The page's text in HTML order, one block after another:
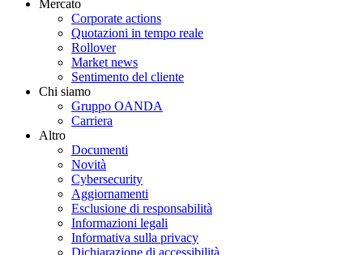
Mercato
Corporate actions
Quotazioni in tempo reale
Rollover
Market news
Sentimento del cliente
Chi siamo
Gruppo OANDA
Carriera
Altro
Documenti
Novità
Cybersecurity
Aggiornamenti
Esclusione di responsabilità
Informazioni legali
Informativa sulla privacy
Dichiarazione di accessibilità